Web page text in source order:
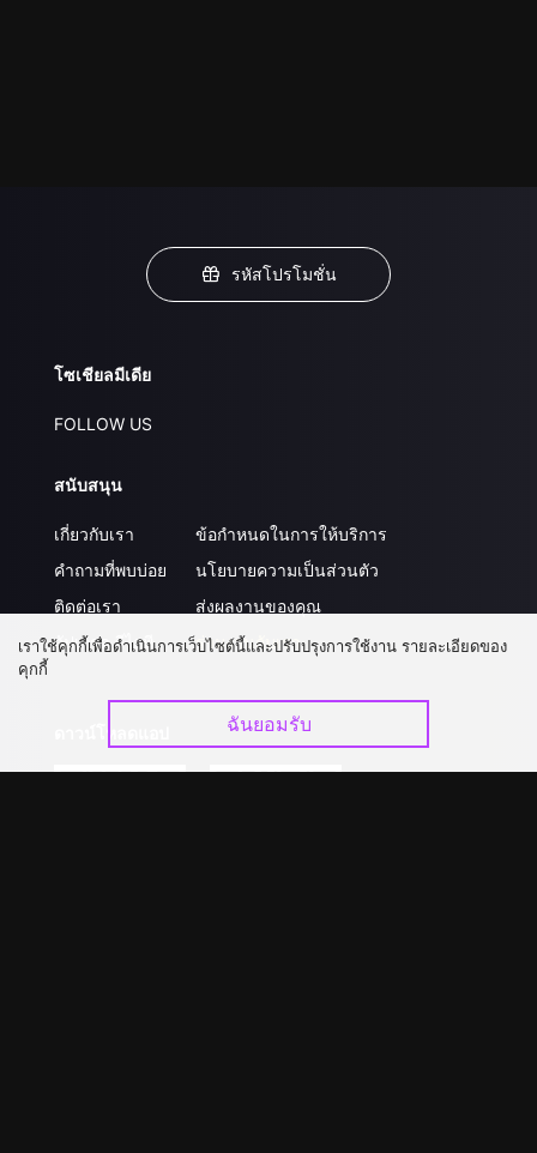
รหัสโปรโมชั่น
โซเชียลมีเดีย
FOLLOW US
สนับสนุน
เกี่ยวกับเรา
คำถามที่พบบ่อย
ติดต่อเรา
อัปเกรด วีไอพี
ข้อกำหนดในการให้บริการ
นโยบายความเป็นส่วนตัว
ส่งผลงานของคุณ
ร่วมงานกับเรา
เราใช้คุกกี้เพื่อดำเนินการเว็บไซต์นี้และปรับปรุงการใช้งาน รายละเอียดของ
คุกกี้
ฉันยอมรับ